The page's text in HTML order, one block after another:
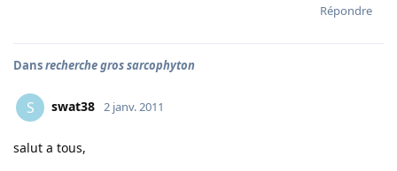
Répondre
Dansrecherche gros sarcophyton
S swat38 2 janv. 2011
salut a tous,